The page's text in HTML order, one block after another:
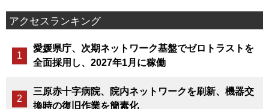
アクセスランキング
愛媛県庁、次期ネットワーク基盤でゼロトラストを
全面採用し、2027年1月に稼働
三原赤十字病院、院内ネットワークを刷新、機器交
換時の復旧作業を簡素化